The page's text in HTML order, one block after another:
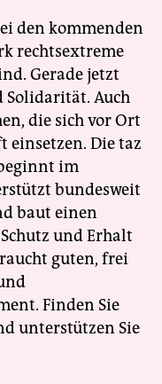
den kommenden
rechtsextreme
Gerade jetzt
Solidarität. Auch
die sich vor Ort
einsetzen. Die taz
im
bundesweit
baut einen
und Erhalt
guten, frei
Finden Sie
unterstützen Sie